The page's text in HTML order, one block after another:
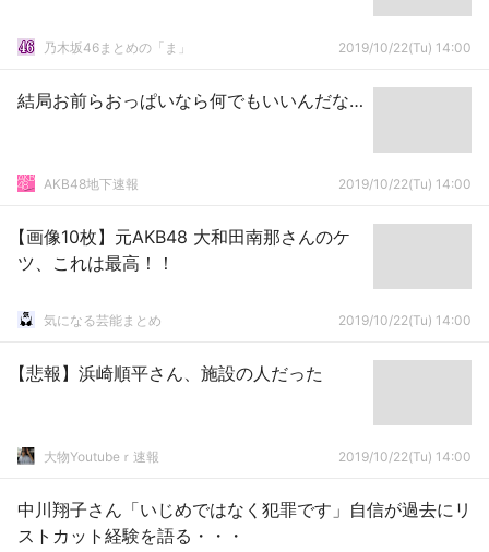
乃木坂46まとめの「ま」 2019/10/22(Tu) 14:00
結局お前らおっぱいなら何でもいいんだな…
AKB48地下速報 2019/10/22(Tu) 14:00
【画像10枚】元AKB48 大和田南那さんのケ
ツ、これは最高！！
気になる芸能まとめ 2019/10/22(Tu) 14:00
【悲報】浜崎順平さん、施設の人だった
大物Youtubeｒ速報 2019/10/22(Tu) 14:00
中川翔子さん「いじめではなく犯罪です」自信が過去にリ
ストカット経験を語る・・・